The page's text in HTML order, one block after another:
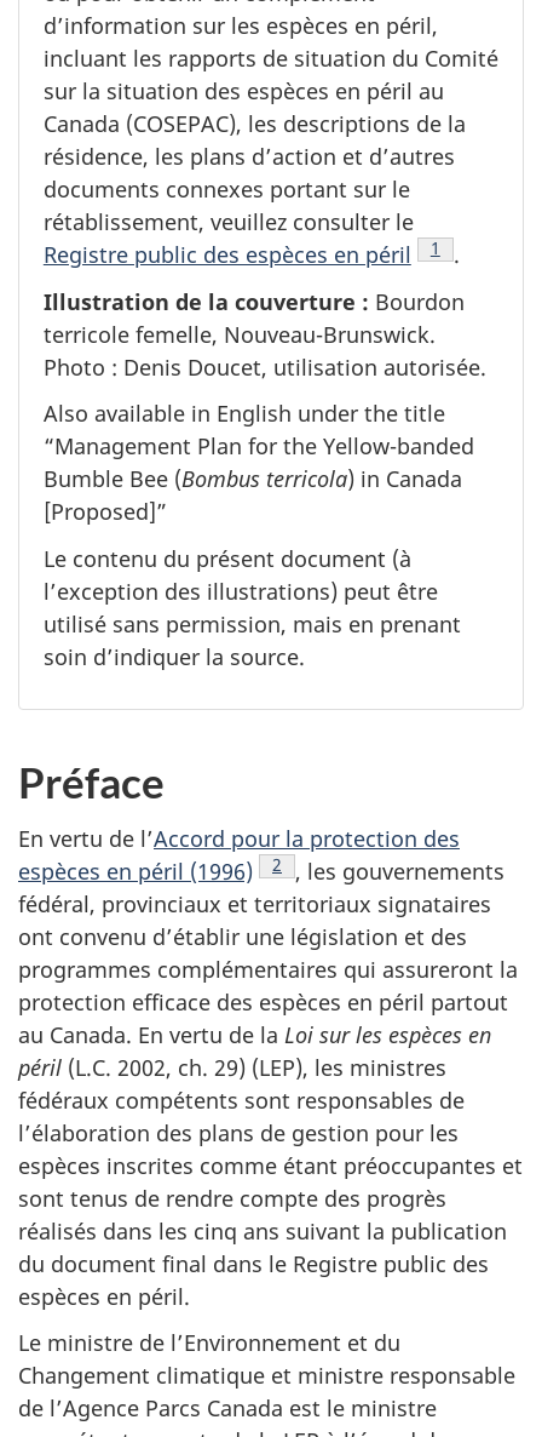
d’information sur les espèces en péril,
incluant les rapports de situation du Comité
sur la situation des espèces en péril au
Canada (COSEPAC), les descriptions de la
résidence, les plans d’action et d’autres
documents connexes portant sur le
rétablissement, veuillez consulter le
Registre public des espèces en péril
Note de bas
1
.
Illustration de la couverture : Bourdon
terricole femelle, Nouveau-Brunswick.
Photo : Denis Doucet, utilisation autorisée.
Also available in English under the title
“Management Plan for the Yellow-banded
Bumble Bee (Bombus terricola) in Canada
[Proposed]”
Le contenu du présent document (à
l’exception des illustrations) peut être
utilisé sans permission, mais en prenant
soin d’indiquer la source.
Préface
En vertu de l’Accord pour la protection des
espèces en péril (1996)
Note de bas de page
2
, les gouvernements
fédéral, provinciaux et territoriaux signataires
ont convenu d’établir une législation et des
programmes complémentaires qui assureront la
protection efficace des espèces en péril partout
au Canada. En vertu de la Loi sur les espèces en
péril (L.C. 2002, ch. 29) (LEP), les ministres
fédéraux compétents sont responsables de
l’élaboration des plans de gestion pour les
espèces inscrites comme étant préoccupantes et
sont tenus de rendre compte des progrès
réalisés dans les cinq ans suivant la publication
du document final dans le Registre public des
espèces en péril.
Le ministre de l’Environnement et du
Changement climatique et ministre responsable
de l’Agence Parcs Canada est le ministre